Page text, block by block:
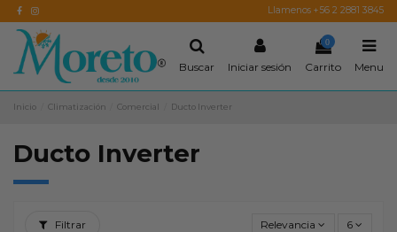
Llamenos +56 2 2881 3845
Buscar Iniciar sesión
0
Carrito Menu
Inicio Climatización Comercial Ducto Inverter
Ducto Inverter
Filtrar Relevancia 6